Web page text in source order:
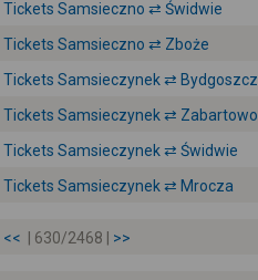
Tickets Samsieczno ⇄ Świdwie
Tickets Samsieczno ⇄ Zboże
Tickets Samsieczynek ⇄ Bydgoszcz
Tickets Samsieczynek ⇄ Zabartowo
Tickets Samsieczynek ⇄ Świdwie
Tickets Samsieczynek ⇄ Mrocza
<< | 630/2468 | >>